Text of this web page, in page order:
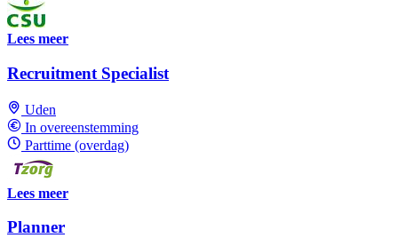
Lees meer
Recruitment Specialist
Uden
In overeenstemming
Parttime (overdag)
Lees meer
Planner